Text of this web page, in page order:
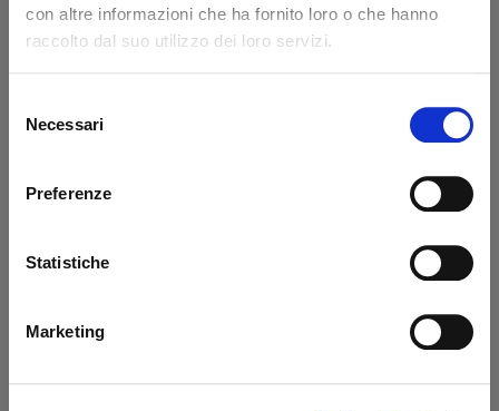
con altre informazioni che ha fornito loro o che hanno
raccolto dal suo utilizzo dei loro servizi.
delNecessari
Preferenze
Statistiche
Marketing
Code: 14217L Code: 14218L